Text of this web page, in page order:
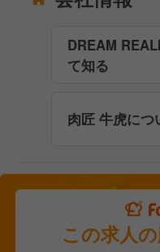
DREAM
て知る
肉匠 牛虎につ
この求人